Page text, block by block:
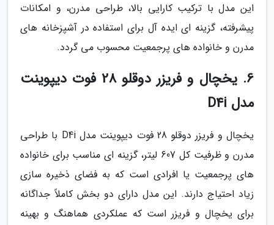
این مدل با ترکیب کارایی بالا، طراحی مدرن، و امکانات
پیشرفته، گزینه ای ایده آل برای استفاده در آشپزخانه های
مدرن و خانواده های پرجمعیت محسوب می گردد.
6. یخچال و فریزر دوقلو 28 فوت دیپوینت
مدل D4i
یخچال و فریزر دوقلو 28 فوت دیپوینت مدل D4i با طراحی
مدرن و ظرفیت کل 607 لیتر، گزینه ای مناسب برای خانواده
های پرجمعیت یا افرادی است که به فضای ذخیره سازی
زیاد احتیاج دارند. این مدل دارای دو بخش کاملاً جداگانه
برای یخچال و فریزر است که عملکردی هماهنگ و بهینه